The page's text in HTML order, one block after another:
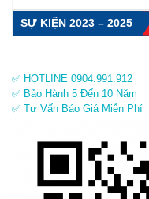
SỰ KIỆN 2023 – 2025
✅ HOTLINE 0904.991.912
✅ Bảo Hành 5 Đến 10 Năm
✅ Tư Vấn Báo Giá Miễn Phí